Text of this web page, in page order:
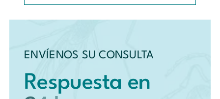
ENVÍENOS SU CONSULTA
Respuesta en